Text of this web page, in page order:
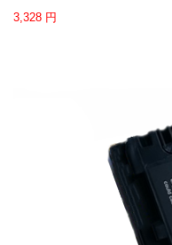
3,328 円